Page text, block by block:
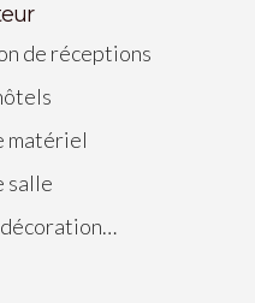
de réceptions
matériel
salle